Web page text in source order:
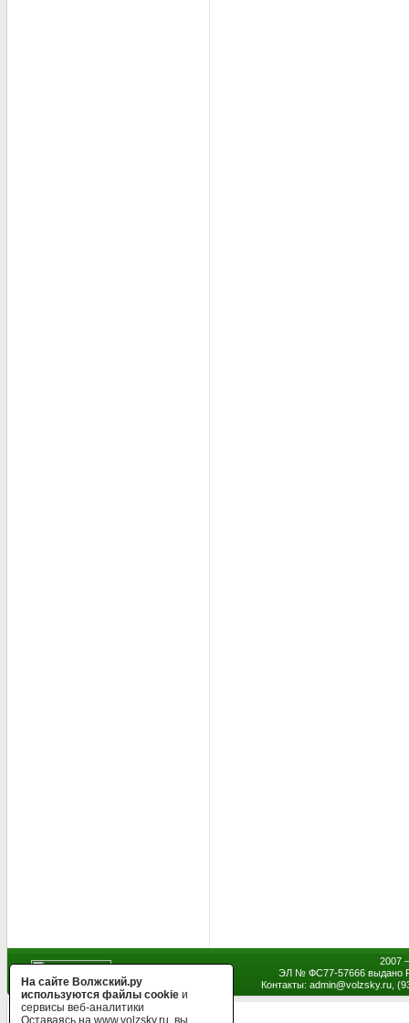
2007
ЭЛ № ФС77-57666 выдано
Контакты: admin@volzsky.ru,
На сайте Волжский.ру
используются файлы cookie и
сервисы веб-аналитики
Оставаясь на www.volzsky.ru, вы